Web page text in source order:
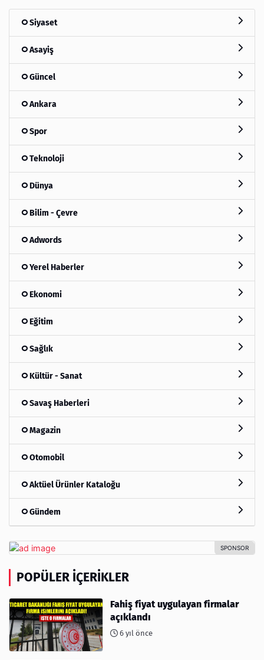
Siyaset
Asayiş
Güncel
Ankara
Spor
Teknoloji
Dünya
Bilim - Çevre
Adwords
Yerel Haberler
Ekonomi
Eğitim
Sağlık
Kültür - Sanat
Savaş Haberleri
Magazin
Otomobil
Aktüel Ürünler Kataloğu
Gündem
POPÜLER İÇERIKLER
Fahiş fiyat uygulayan firmalar
açıklandı
6 yıl önce